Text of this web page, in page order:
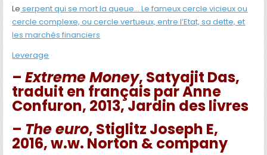
Le serpent qui se mort la queue… Le fameux cercle vicieux ou
cercle complexe, ou cercle vertueux, entre l’Etat, sa dette, et
les marchés financiers
Leverage
–Extreme Money, Satyajit Das,
traduit en français par Anne
Confuron, 2013, Jardin des livres
– The euro, Stiglitz Joseph E,
2016, w.w. Norton & company